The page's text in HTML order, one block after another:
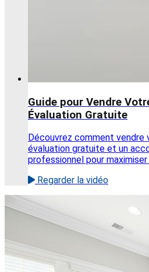
Guide pour Vendre
Évaluation Gratuite
Découvrez comment
évaluation gratuite et un
professionnel pour
Regarder la vidéo